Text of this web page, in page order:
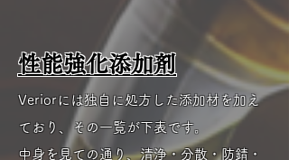
性能強化添加剤
Veriorには独自に処方した添加材を加え
ており、その一覧が下表です。
中身を見ての通り、清浄・分散・防錆・